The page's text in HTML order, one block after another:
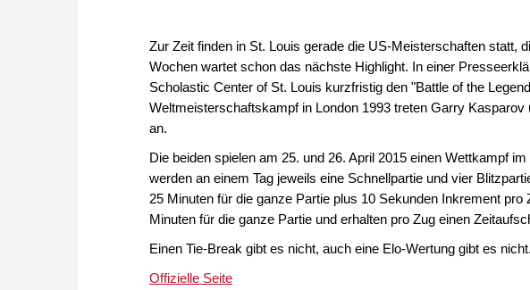
Zur Zeit finden in St. Louis gerade die US-Meisterschaften statt,
Wochen wartet schon das nächste Highlight. In einer
Scholastic Center of St. Louis kurzfristig den "Battle of the
Weltmeisterschaftskampf in London 1993 treten Garry
an.
Die beiden spielen am 25. und 26. April 2015 einen Wettkampf
werden an einem Tag jeweils eine Schnellpartie und vier
25 Minuten für die ganze Partie plus 10 Sekunden Inkrement
Minuten für die ganze Partie und erhalten pro Zug einen
Einen Tie-Break gibt es nicht, auch eine Elo-Wertung gibt es nicht.
Offizielle Seite